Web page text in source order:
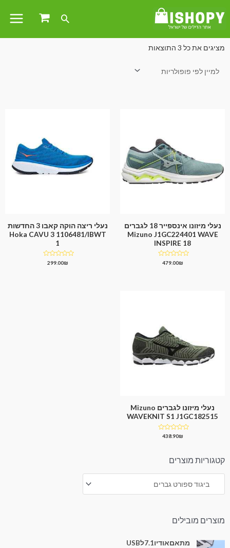
עמוד הבית /פנאי וספורט/
מציגים את כל ⁦3⁩ התוצאות
נעלי מיזונו אינספייר 18 לגברים
Mizuno J1GC224401 WAVE
INSPIRE 18
דורג479.00₪
נעלי ריצה הוקה קאבו 3 החדשות
Hoka CAVU 3 1106481/IBWT
1
דורג299.00₪
נעלי מיזונו לגברים Mizuno
WAVEKNIT S1 J1GC182515
דורג438.90₪
קטגוריות מוצרים
מוצרים מובילים
מתאםאודיו7.1לUSB